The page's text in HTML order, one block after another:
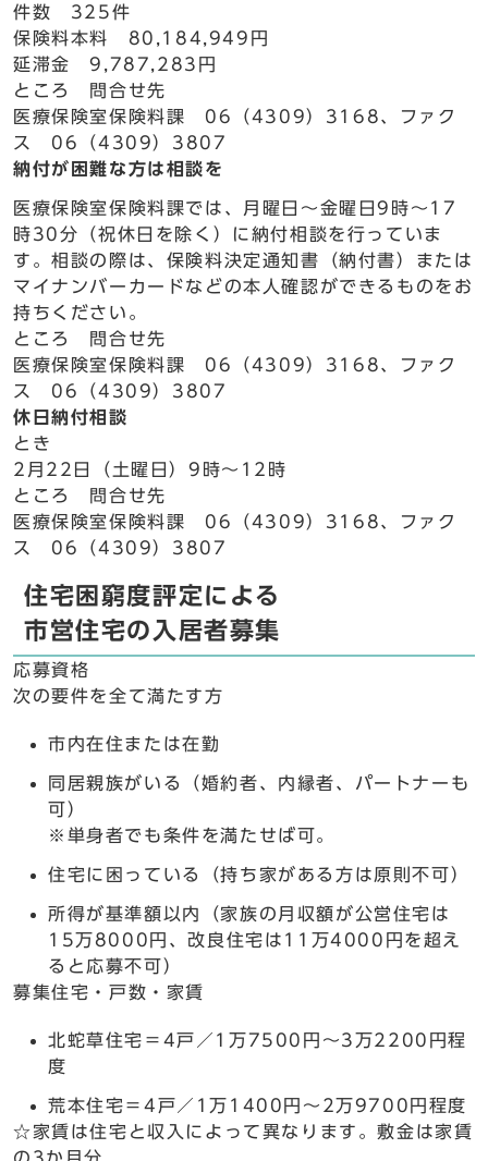
件数 325件
保険料本料 80,184,949円
延滞金 9,787,283円
ところ 問合せ先
医療保険室保険料課 06（4309）3168、ファク
ス 06（4309）3807
納付が困難な方は相談を
医療保険室保険料課では、月曜日～金曜日9時～17
時30分（祝休日を除く）に納付相談を行っていま
す。相談の際は、保険料決定通知書（納付書）または
マイナンバーカードなどの本人確認ができるものをお
持ちください。
ところ 問合せ先
医療保険室保険料課 06（4309）3168、ファク
ス 06（4309）3807
休日納付相談
とき
2月22日（土曜日）9時～12時
ところ 問合せ先
医療保険室保険料課 06（4309）3168、ファク
ス 06（4309）3807
住宅困窮度評定による
市営住宅の入居者募集
応募資格
次の要件を全て満たす方
市内在住または在勤
同居親族がいる（婚約者、内縁者、パートナーも
可）
※単身者でも条件を満たせば可。
住宅に困っている（持ち家がある方は原則不可）
所得が基準額以内（家族の月収額が公営住宅は
15万8000円、改良住宅は11万4000円を超え
ると応募不可）
募集住宅・戸数・家賃
北蛇草住宅＝4戸／1万7500円～3万2200円程
度
荒本住宅＝4戸／1万1400円～2万9700円程度
☆家賃は住宅と収入によって異なります。敷金は家賃